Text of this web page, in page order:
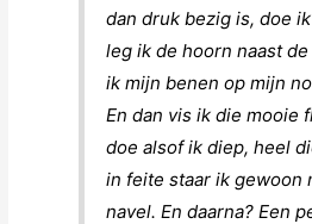
dan druk bezig is, doe
leg ik de hoorn naast
ik mijn benen op mijn
En dan vis ik die mooie
doe alsof ik diep, heel
in feite staar ik gewoon
navel. En daarna? Een